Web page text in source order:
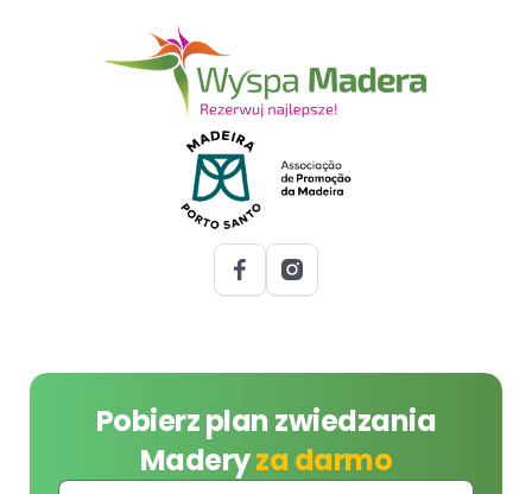
Pobierz plan zwiedzania
Maderyza darmo